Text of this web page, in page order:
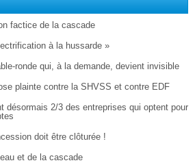
factice de la cascade
à la hussarde »
ronde qui, à la demande, devient invisible
plainte contre la SHVSS et contre EDF
désormais 2/3 des entreprises qui optent pour
doit être clôturée !
et de la cascade